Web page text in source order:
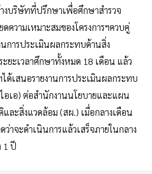
งบริษัทที่ปรึกษาเพื่อศึกษาสำรวจ
ความเหมาะสมของโครงการฯควบคู่
การประเมินผลกระทบด้านสิ่ง
ะยะเวลาศึกษาทั้งหมด 18 เดือน แล้ว
ด้เสนอรายงานการประเมินผลกระทบ
อเอ) ต่อสำนักงานนโยบายและแผน
ละสิ่งแวดล้อม (สผ.) เมื่อกลางเดือน
าจะดำเนินการแล้วเสร็จภายในกลาง
1 ปี